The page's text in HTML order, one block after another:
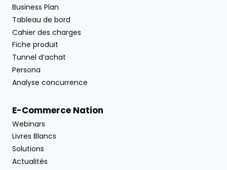
Business Plan
Tableau de bord
Cahier des charges
Fiche produit
Tunnel d’achat
Persona
Analyse concurrence
E-Commerce Nation
Webinars
Livres Blancs
Solutions
Actualités